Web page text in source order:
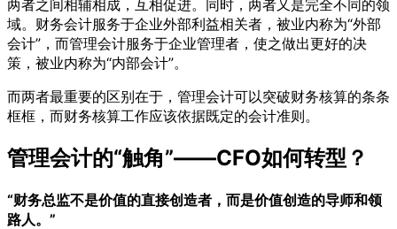
两者之间相辅相成，互相促进。同时，两者又是完全不同的领
域。财务会计服务于企业外部利益相关者，被业内称为“外部
会计”，而管理会计服务于企业管理者，使之做出更好的决
策，被业内称为“内部会计”。
而两者最重要的区别在于，管理会计可以突破财务核算的条条
框框，而财务核算工作应该依据既定的会计准则。
管理会计的“触角”——CFO如何转型？
“财务总监不是价值的直接创造者，而是价值创造的导师和领
路人。”